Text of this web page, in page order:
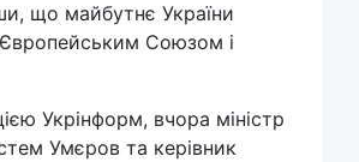
що майбутнє України
Союзом і
Укрінформ, вчора міністр
Умєров та керівник